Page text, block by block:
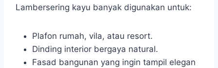
Lambersering kayu banyak digunakan untuk:
Plafon rumah, vila, atau resort.
Dinding interior bergaya natural.
Fasad bangunan yang ingin tampil elegan